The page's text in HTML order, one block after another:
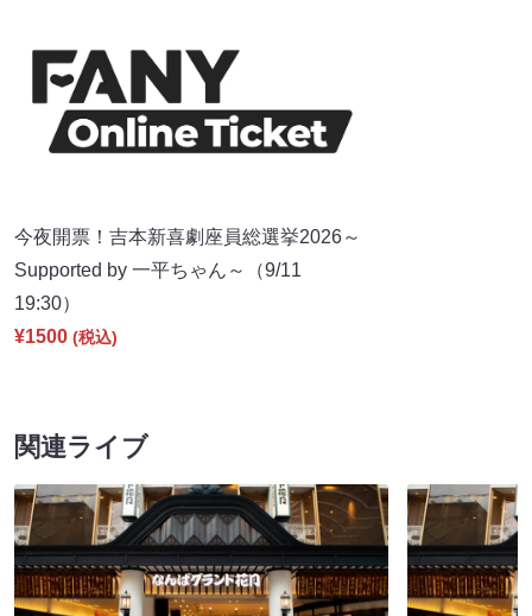
今夜開票！吉本新喜劇座員総選挙2026～
Supported by 一平ちゃん～（9/11
19:30）
¥1500 (税込)
関連ライブ